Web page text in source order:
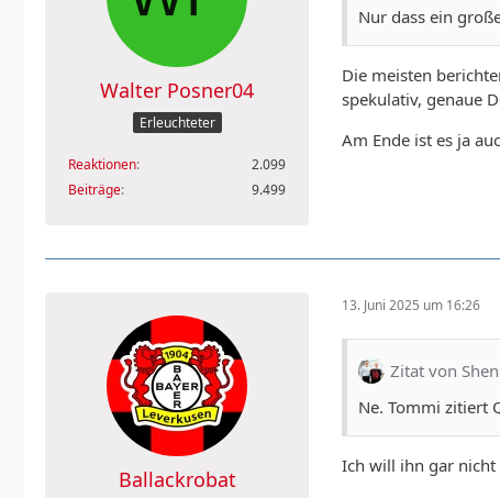
Walter Posner04
Erleuchteter
Reaktionen
2.099
Beiträge
9.499
Nur dass ein
Die meisten
spekulativ, genaue
Am Ende ist es ja
Ballackrobat
13. Juni 2025 um 16:26
Zitat von Shen
Ne. Tommi zitiert
Ich will ihn gar nicht